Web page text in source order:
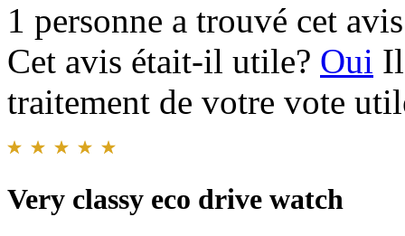
1 personne a trouvé cet
Cet avis était-il utile? Oui
traitement de votre vote
Very classy eco drive watch